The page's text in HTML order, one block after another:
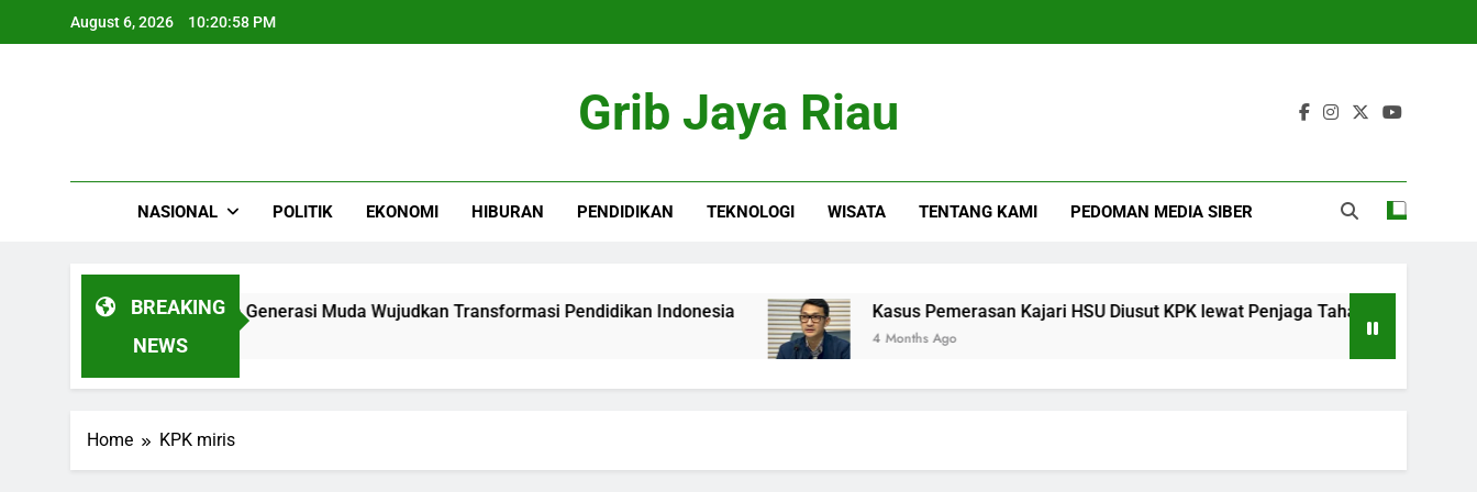
August 6, 2026 10:20:58 PM
Grib Jaya Riau
NASIONAL POLITIK EKONOMI HIBURAN PENDIDIKAN TEKNOLOGI WISATA TENTANG KAMI PEDOMAN MEDIA SIBER
BREAKING
NEWS
Dibuka Saatnya Generasi Muda Wujudkan Transformasi Pendidikan Indonesia Kasus Pemerasan Kajari HSU Diusut KPK lewat Penjaga Tahanan
4 Months Ago
Home KPK miris